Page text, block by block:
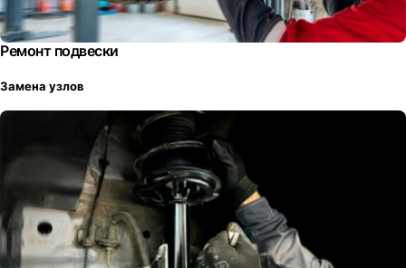
Ремонт подвески
Замена узлов